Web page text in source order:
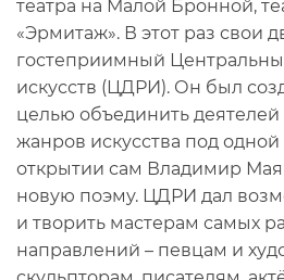
театра на Малой Бронной,
«Эрмитаж». В этот раз свои
гостеприимный
искусств (ЦДРИ). Он был
целью объединить деятелей
жанров искусства под
открытии сам Владимир
новую поэму. ЦДРИ дал
и творить мастерам самых
направлений – певцам и